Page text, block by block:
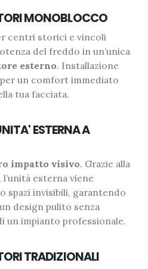
MONOBLOCCO
centri storici e vincoli
del freddo in un’unica
esterno. Installazione
un comfort immediato
tua facciata.
ESTERNA A
impatto visivo. Grazie alla
esterna viene
spazi invisibili, garantendo
design pulito senza
un impianto professionale.
TRADIZIONALI